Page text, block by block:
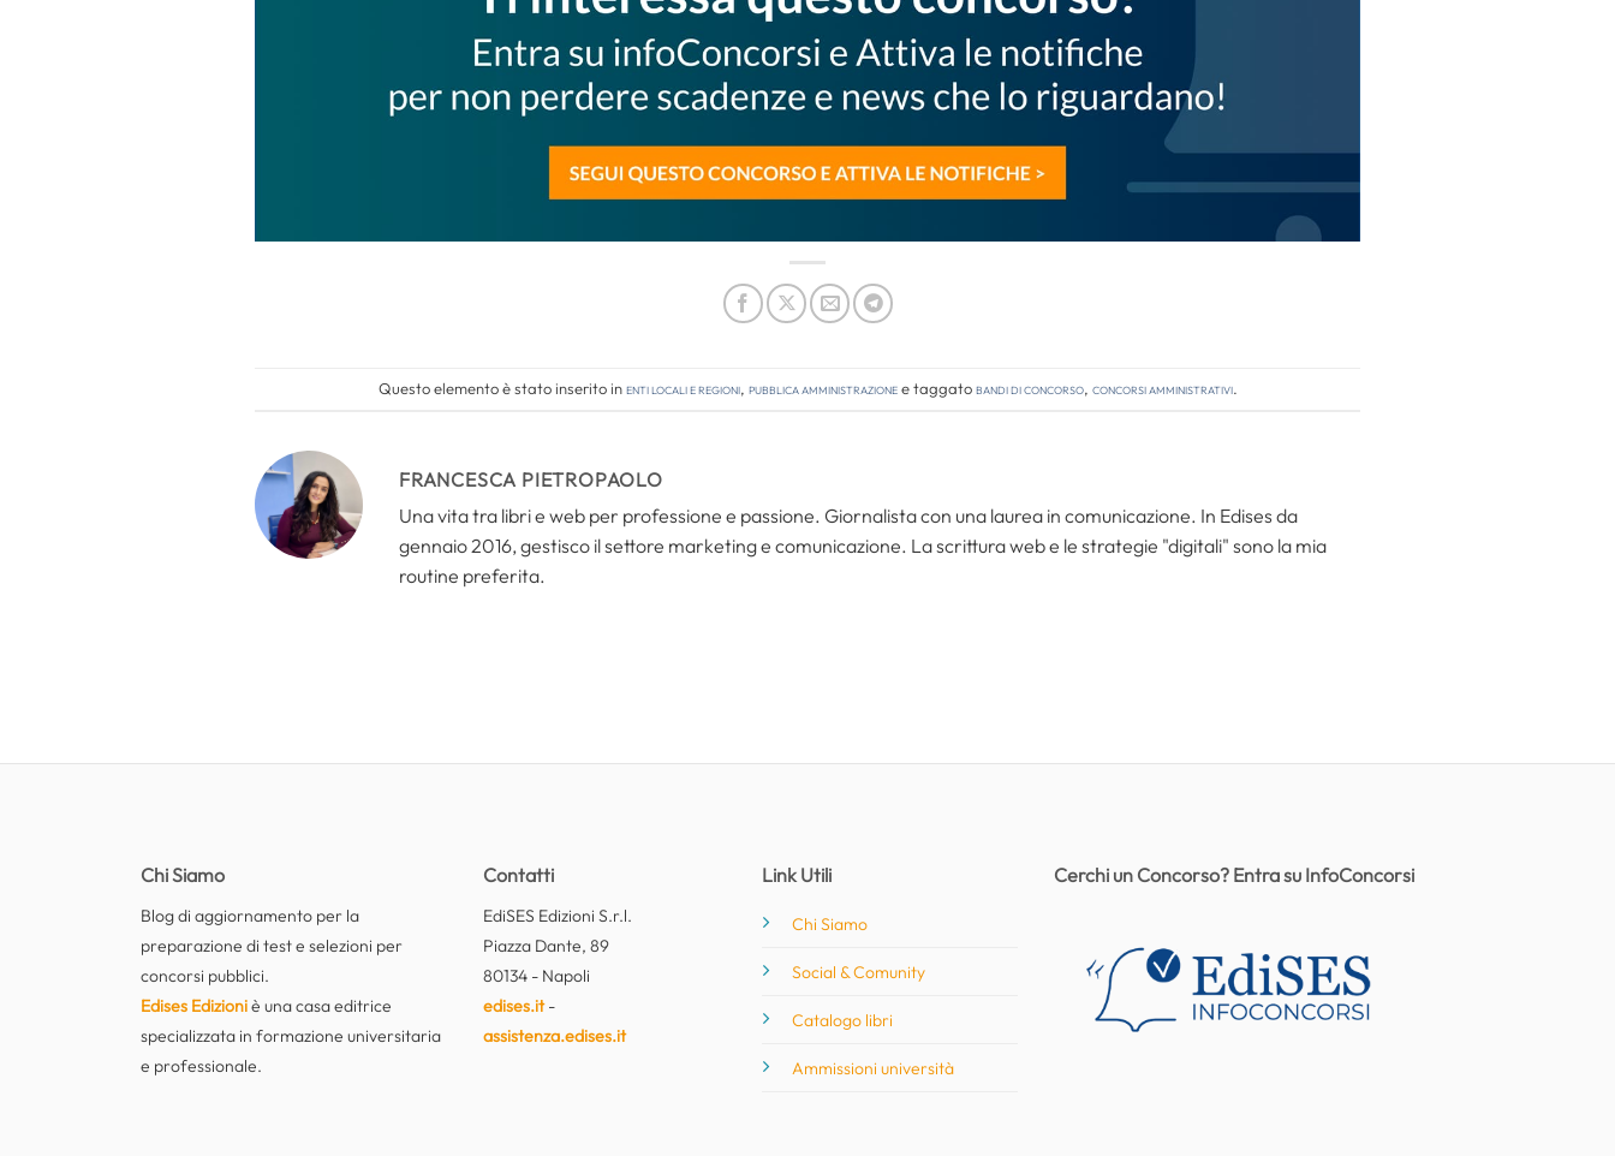
Questo elemento è stato inserito inEnti locali e regioni, Pubblica amministrazionee taggatobandi di concorso, concorsi amministrativi.
FRANCESCA PIETROPAOLO
Una vita tra libri e web per professione e passione. Giornalista con una laurea in comunicazione. In Edises da
gennaio 2016, gestisco il settore marketing e comunicazione. La scrittura web e le strategie "digitali" sono la mia
routine preferita.
Chi Siamo
Blog di aggiornamento per la
preparazione di test e selezioni per
concorsi pubblici.
Edises Edizioniè una casa editrice
specializzata in formazione universitaria
e professionale.
Contatti
EdiSES Edizioni S.r.l.
Piazza Dante, 89
80134 - Napoli
edises.it-
assistenza.edises.it
Link Utili
Chi Siamo
Social & Comunity
Catalogo libri
Ammissioni università
Cerchi un Concorso? Entra su InfoConcorsi